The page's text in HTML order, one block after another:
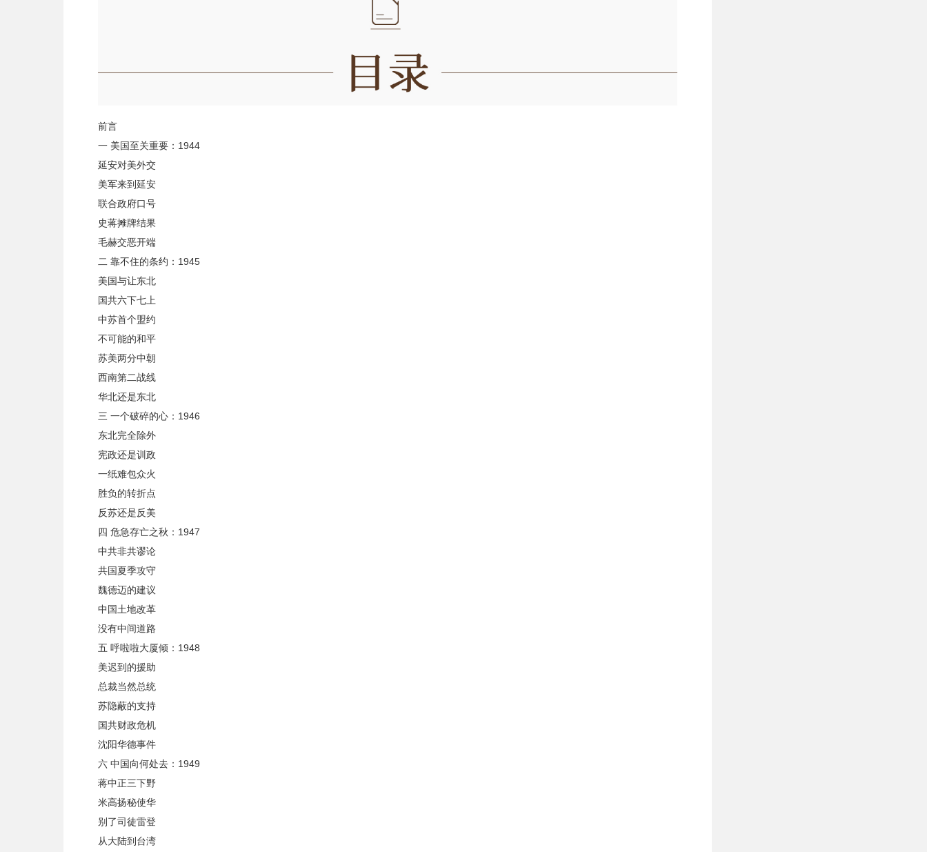
前言
一 美国至关重要：1944
延安对美外交
美军来到延安
联合政府口号
史蒋摊牌结果
毛赫交恶开端
二 靠不住的条约：1945
美国与让东北
国共六下七上
中苏首个盟约
不可能的和平
苏美两分中朝
西南第二战线
华北还是东北
三 一个破碎的心：1946
东北完全除外
宪政还是训政
一纸难包众火
胜负的转折点
反苏还是反美
四 危急存亡之秋：1947
中共非共谬论
共国夏季攻守
魏德迈的建议
中国土地改革
没有中间道路
五 呼啦啦大厦倾：1948
美迟到的援助
总裁当然总统
苏隐蔽的支持
国共财政危机
沈阳华德事件
六 中国向何处去：1949
蒋中正三下野
米高扬秘使华
别了司徒雷登
从大陆到台湾